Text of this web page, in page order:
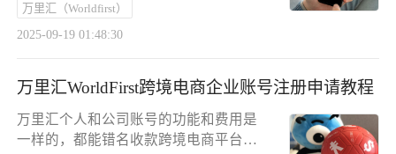
印尼和英国，后逐步拓展市场，2025
年初上线墨西哥，年内将登陆意、德等
地公司执照或个人身份证。注册万里汇
可享 0.3% 封顶费率，支持多币种，提
现到支付宝秒到账，建议店铺与收款主
万里汇（Worldfirst）
2025-09-19 01:48:30
万里汇WorldFirst跨境电商企业账号注册申请教程
万里汇个人和公司账号的功能和费用是
一样的，都能错名收款跨境电商平台。